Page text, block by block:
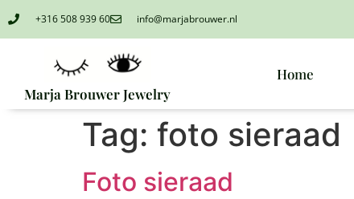
+316 508 939 60 info@marjabrouwer.nl
Marja Brouwer Jewelry
Home
Tag: foto sieraad
Foto sieraad